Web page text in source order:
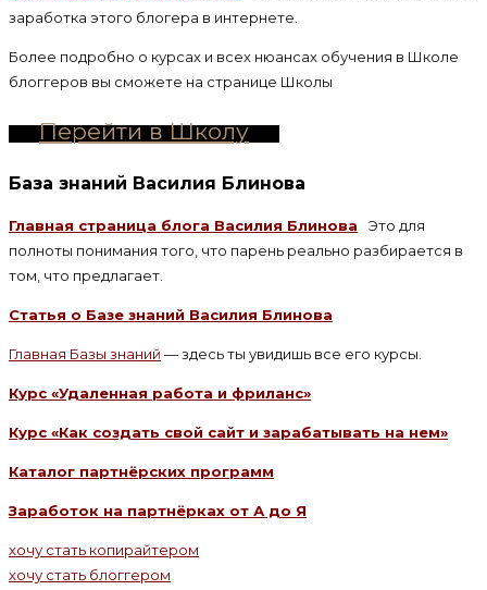
заработка этого блогера в интернете.
Более подробно о курсах и всех нюансах обучения в Школе
блоггеров вы сможете на странице Школы
Перейти в Школу
База знаний Василия Блинова
Главная страница блога Василия Блинова
Это для
полноты понимания того, что парень реально разбирается в
том, что предлагает.
Статья о Базе знаний Василия Блинова
Главная Базы знаний — здесь ты увидишь все его курсы.
Курс «Удаленная работа и фриланс»
Курс «Как создать свой сайт и зарабатывать на нем»
Каталог партнёрских программ
Заработок на партнёрках от А до Я
хочу стать копирайтером
хочу стать блоггером